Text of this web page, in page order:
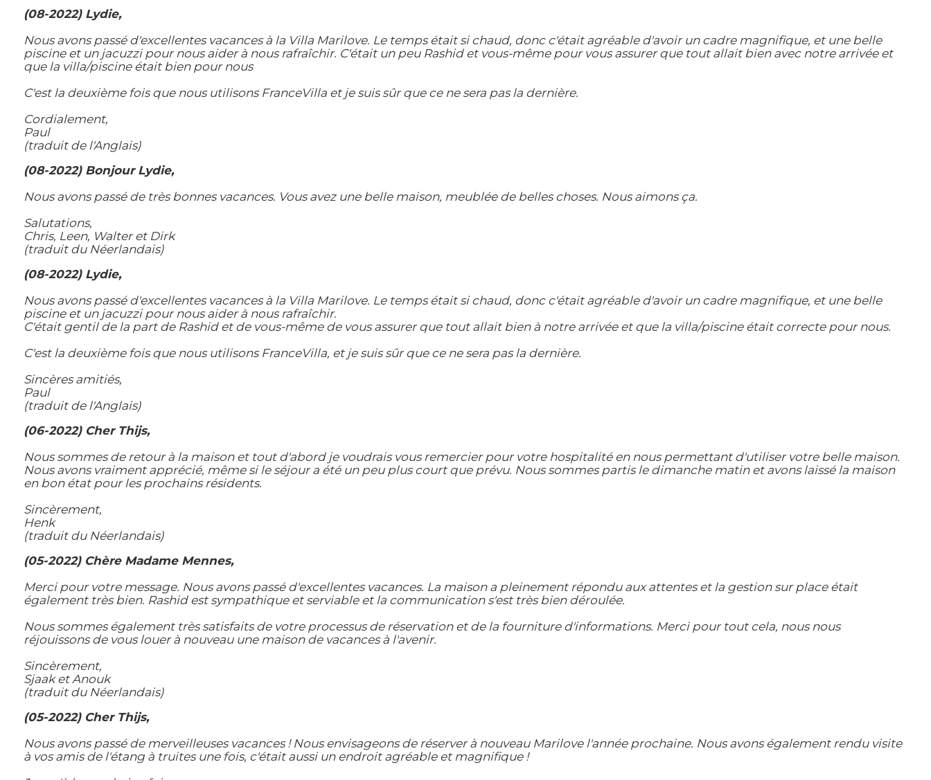
(08-2022) Lydie,
Nous avons passé d'excellentes vacances à la Villa Marilove. Le temps était si chaud, donc c'était agréable d'avoir un cadre magnifique, et une belle
piscine et un jacuzzi pour nous aider à nous rafraîchir. C'était un peu Rashid et vous-même pour vous assurer que tout allait bien avec notre arrivée et
que la villa/piscine était bien pour nous
C'est la deuxième fois que nous utilisons FranceVilla et je suis sûr que ce ne sera pas la dernière.
Cordialement,
Paul
(traduit de l'Anglais)
(08-2022) Bonjour Lydie,
Nous avons passé de très bonnes vacances. Vous avez une belle maison, meublée de belles choses. Nous aimons ça.
Salutations,
Chris, Leen, Walter et Dirk
(traduit du Néerlandais)
(08-2022) Lydie,
Nous avons passé d'excellentes vacances à la Villa Marilove. Le temps était si chaud, donc c'était agréable d'avoir un cadre magnifique, et une belle
piscine et un jacuzzi pour nous aider à nous rafraîchir.
C'était gentil de la part de Rashid et de vous-même de vous assurer que tout allait bien à notre arrivée et que la villa/piscine était correcte pour nous.
C'est la deuxième fois que nous utilisons FranceVilla, et je suis sûr que ce ne sera pas la dernière.
Sincères amitiés,
Paul
(traduit de l'Anglais)
(06-2022) Cher Thijs,
Nous sommes de retour à la maison et tout d'abord je voudrais vous remercier pour votre hospitalité en nous permettant d'utiliser votre belle maison.
Nous avons vraiment apprécié, même si le séjour a été un peu plus court que prévu. Nous sommes partis le dimanche matin et avons laissé la maison
en bon état pour les prochains résidents.
Sincèrement,
Henk
(traduit du Néerlandais)
(05-2022) Chère Madame Mennes,
Merci pour votre message. Nous avons passé d'excellentes vacances. La maison a pleinement répondu aux attentes et la gestion sur place était
également très bien. Rashid est sympathique et serviable et la communication s'est très bien déroulée.
Nous sommes également très satisfaits de votre processus de réservation et de la fourniture d'informations. Merci pour tout cela, nous nous
réjouissons de vous louer à nouveau une maison de vacances à l'avenir.
Sincèrement,
Sjaak et Anouk
(traduit du Néerlandais)
(05-2022) Cher Thijs,
Nous avons passé de merveilleuses vacances ! Nous envisageons de réserver à nouveau Marilove l'année prochaine. Nous avons également rendu visite
à vos amis de l'étang à truites une fois, c'était aussi un endroit agréable et magnifique !